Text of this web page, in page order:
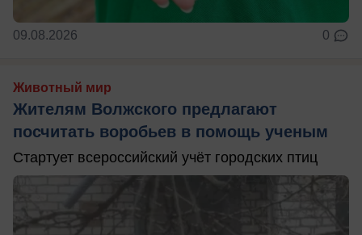
09.08.2026 0
Животный мир
Жителям Волжского предлагают
посчитать воробьев в помощь ученым
Стартует всероссийский учёт городских птиц